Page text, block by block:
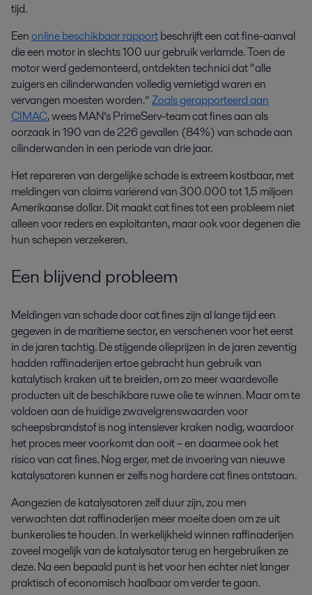
tijd.
Eenonline beschikbaar rapportbeschrijft een cat fine-aanval
die een motor in slechts 100 uur gebruik verlamde. Toen de
motor werd gedemonteerd, ontdekten technici dat “alle
zuigers en cilinderwanden volledig vernietigd waren en
vervangen moesten worden.”Zoals gerapporteerd aan
CIMAC, wees MAN’s PrimeServ-team cat fines aan als
oorzaak in 190 van de 226 gevallen (84%) van schade aan
cilinderwanden in een periode van drie jaar.
Het repareren van dergelijke schade is extreem kostbaar, met
meldingen van claims variërend van 300.000 tot 1,5 miljoen
Amerikaanse dollar. Dit maakt cat fines tot een probleem niet
alleen voor reders en exploitanten, maar ook voor degenen die
hun schepen verzekeren.
Een blijvend probleem
Meldingen van schade door cat fines zijn al lange tijd een
gegeven in de maritieme sector, en verschenen voor het eerst
in de jaren tachtig. De stijgende olieprijzen in de jaren zeventig
hadden raffinaderijen ertoe gebracht hun gebruik van
katalytisch kraken uit te breiden, om zo meer waardevolle
producten uit de beschikbare ruwe olie te winnen. Maar om te
voldoen aan de huidige zwavelgrenswaarden voor
scheepsbrandstof is nog intensiever kraken nodig, waardoor
het proces meer voorkomt dan ooit – en daarmee ook het
risico van cat fines. Nog erger, met de invoering van nieuwe
katalysatoren kunnen er zelfs nog hardere cat fines ontstaan.
Aangezien de katalysatoren zelf duur zijn, zou men
verwachten dat raffinaderijen meer moeite doen om ze uit
bunkerolies te houden. In werkelijkheid winnen raffinaderijen
zoveel mogelijk van de katalysator terug en hergebruiken ze
deze. Na een bepaald punt is het voor hen echter niet langer
praktisch of economisch haalbaar om verder te gaan.